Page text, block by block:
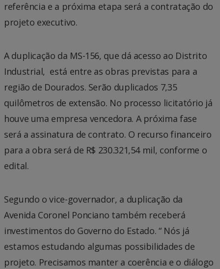
referência e a próxima etapa será a contratação do
projeto executivo.
A duplicação da MS-156, que dá acesso ao Distrito
Industrial, está entre as obras previstas para a
região de Dourados. Serão duplicados 7,35
quilômetros de extensão. No processo licitatório já
houve uma empresa vencedora. A próxima fase
será a assinatura de contrato. O recurso financeiro
para a obra será de R$ 230.321,54 mil, conforme o
edital.
Segundo o vice-governador, a duplicação da
Avenida Coronel Ponciano também receberá
investimentos do Governo do Estado. “ Nós já
estamos estudando algumas possibilidades de
projeto. Precisamos manter a coerência e o diálogo